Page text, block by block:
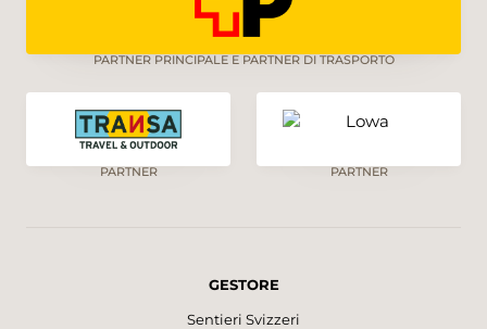
PARTNER PRINCIPALE E PARTNER DI TRASPORTO
PARTNER PARTNER
GESTORE
Sentieri Svizzeri